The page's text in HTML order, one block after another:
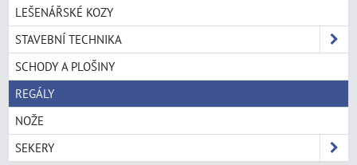
LEŠENÁŘSKÉ KOZY
STAVEBNÍ TECHNIKA
SCHODY A PLOŠINY
REGÁLY
NOŽE
SEKERY